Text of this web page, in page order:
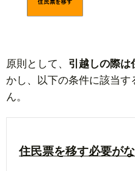
原則として、 引越しの際は
かし、以下の条件に該当
ん。
住民票を移す必要が